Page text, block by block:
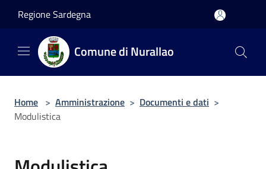
Regione Sardegna
Comune di Nurallao
Home > Amministrazione > Documenti e dati >
Modulistica